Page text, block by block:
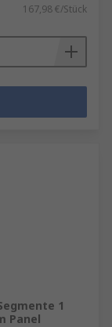
167,98 €/Stück
1
Panel